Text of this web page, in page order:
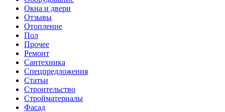
Окна и двери
Отзывы
Отопление
Пол
Прочее
Ремонт
Сантехника
Спецпредложения
Статьи
Строительство
Стройматериалы
Фасад